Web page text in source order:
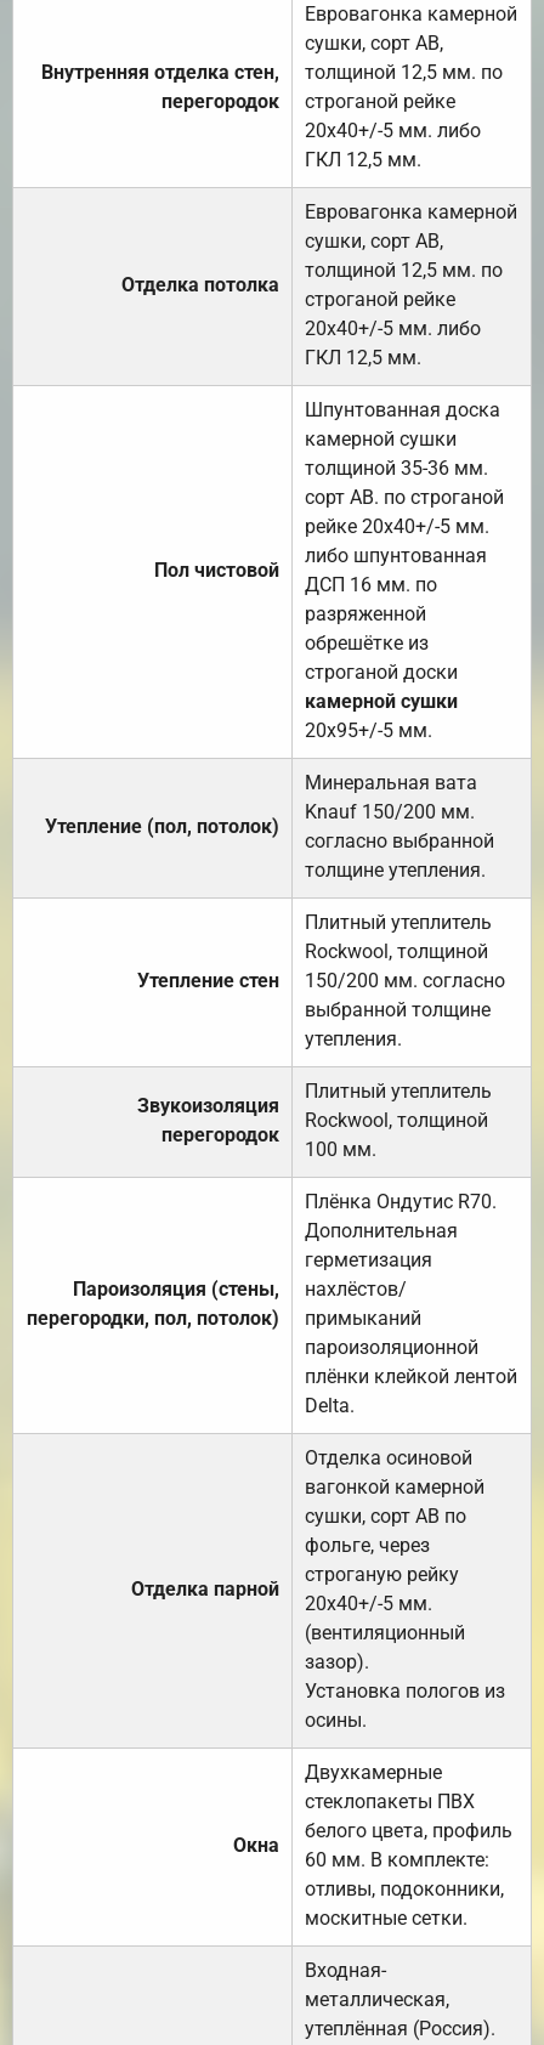
Внутренняя отделка стен,
перегородок
Евровагонка камерной
сушки, сорт АВ,
толщиной 12,5 мм. по
строганой рейке
20х40+/-5 мм. либо
ГКЛ 12,5 мм.
Отделка потолка
Евровагонка камерной
сушки, сорт АВ,
толщиной 12,5 мм. по
строганой рейке
20х40+/-5 мм. либо
ГКЛ 12,5 мм.
Пол чистовой
Шпунтованная доска
камерной сушки
толщиной 35-36 мм.
сорт АВ. по строганой
рейке 20х40+/-5 мм.
либо шпунтованная
ДСП 16 мм. по
разряженной
обрешётке из
строганой доски
камерной сушки
20х95+/-5 мм.
Утепление (пол, потолок)
Минеральная вата
Knauf 150/200 мм.
согласно выбранной
толщине утепления.
Утепление стен
Плитный утеплитель
Rockwool, толщиной
150/200 мм. согласно
выбранной толщине
утепления.
Звукоизоляция
перегородок
Плитный утеплитель
Rockwool, толщиной
100 мм.
Пароизоляция (стены,
перегородки, пол, потолок)
Плёнка Ондутис R70.
Дополнительная
герметизация
нахлёстов/
примыканий
пароизоляционной
плёнки клейкой лентой
Delta.
Отделка парной
Отделка осиновой
вагонкой камерной
сушки, сорт АВ по
фольге, через
строганую рейку
20х40+/-5 мм.
(вентиляционный
зазор).
Установка пологов из
осины.
Окна
Двухкамерные
стеклопакеты ПВХ
белого цвета, профиль
60 мм. В комплекте:
отливы, подоконники,
москитные сетки.
Входная-
металлическая,
утеплённая (Россия).